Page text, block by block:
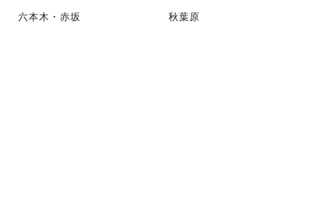
六本木・赤坂 秋葉原